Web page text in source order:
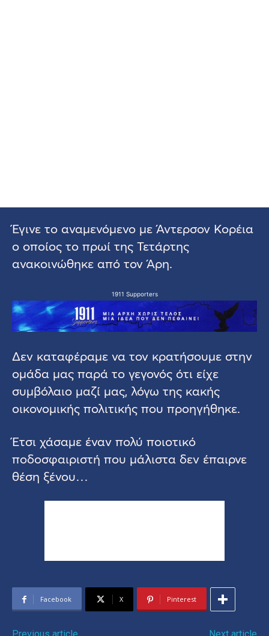
Έγινε το αναμενόμενο με Άντερσον Κορέια
ο οποίος το πρωί της Τετάρτης
ανακοινώθηκε από τον Άρη.
1911 Supporters
Δεν καταφέραμε να τον κρατήσουμε στην
ομάδα μας παρά το γεγονός ότι είχε
συμβόλαιο μαζί μας, λόγω της κακής
οικονομικής πολιτικής που προηγήθηκε.
Έτσι χάσαμε έναν πολύ ποιοτικό
ποδοσφαιριστή που μάλιστα δεν έπαιρνε
θέση ξένου…
Facebook X Pinterest